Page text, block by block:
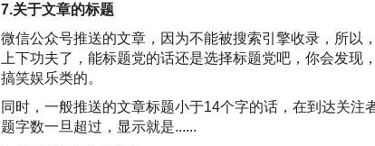
7.关于文章的标题
微信公众号推送的文章，因为不能被搜索引擎收录，所以
上下功夫了，能标题党的话还是选择标题党吧，你会发现
搞笑娱乐类的。
同时，一般推送的文章标题小于14个字的话，在到达关注
题字数一旦超过，显示就是......